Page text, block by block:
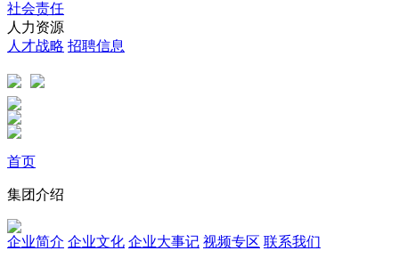
社会责任
人力资源
人才战略 招聘信息
首页
集团介绍
企业简介 企业文化 企业⼤事记 视频专区 联系我们